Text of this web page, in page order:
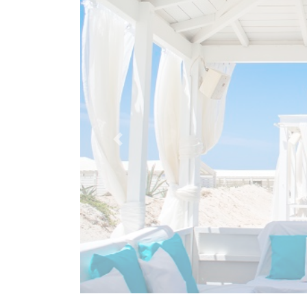
Previous